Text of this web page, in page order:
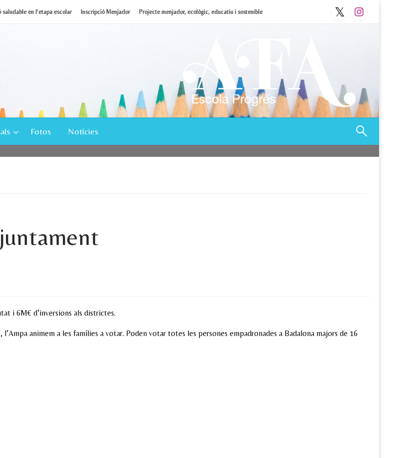
saludable en l’etapa escolar Inscripció Menjador Projecte menjador, ecològic, educatiu i sostenible
Fotos Notícies
i 6M€ d’inversions als districtes.
animem a les famílies a votar. Poden votar totes les persones empadronades a Badalona majors de 16